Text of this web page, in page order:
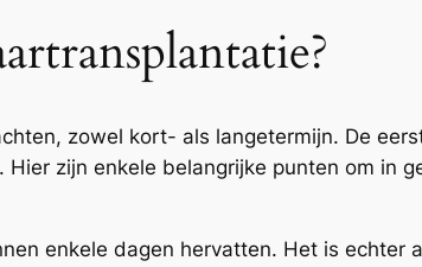
zowel kort- als langetermijn. De
zijn enkele belangrijke punten om in
enkele dagen hervatten. Het is echter